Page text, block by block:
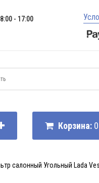
- 17:00
Корзина:
салонный Угольный Lada